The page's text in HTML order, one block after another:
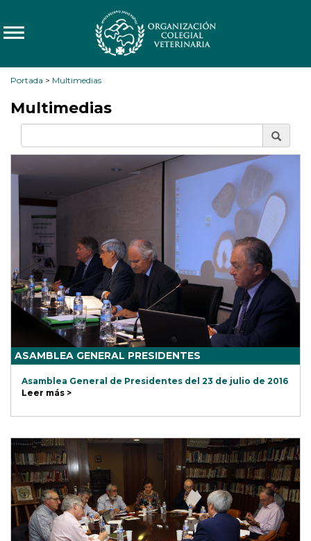
Portada > Multimedias
Multimedias
ASAMBLEA GENERAL PRESIDENTES
Asamblea General de Presidentes del 23 de julio de 2016
Leer más >